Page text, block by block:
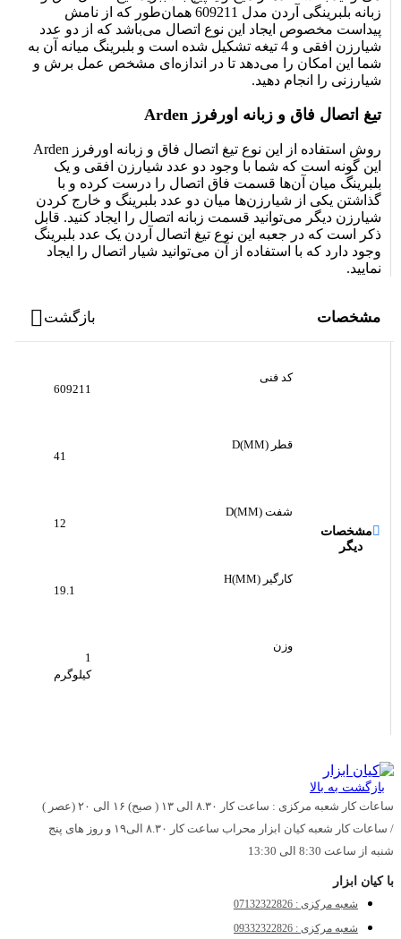
زبانه بلبرینگی آردن مدل 609211 همان‌طور که از نامش
پیداست مخصوص ایجاد این نوع اتصال می‌باشد که از دو عدد
شیارزن افقی و 4 تیغه تشکیل شده است و بلبرینگ میانه آن به
شما این امکان را می‌دهد تا در اندازه‌ای مشخص عمل برش و
شیارزنی را انجام دهید.
تیغ اتصال فاق و زبانه اورفرز Arden
روش استفاده از این نوع تیغ اتصال فاق و زبانه اورفرز Arden
این گونه است که شما با وجود دو عدد شیارزن افقی و یک
بلبرینگ میان آن‌ها قسمت فاق اتصال را درست کرده و با
گذاشتن یکی از شیارزن‌ها میان دو عدد بلبرینگ و خارج کردن
شیارزن دیگر می‌توانید قسمت زبانه اتصال را ایجاد کنید. قابل
ذکر است که در جعبه این نوع تیغ اتصال آردن یک عدد بلبرینگ
وجود دارد که با استفاده از آن می‌توانید شیار اتصال را ایجاد
نمایید.
مشخصات بازگشت
مشخصات
دیگر
کد فنی
609211
قطر D(MM)
41
شفت D(MM)
12
کارگیر H(MM)
19.1
وزن
1
کیلوگرم
بازگشت به بالا
ساعات کار شعبه مرکزی : ساعت کار ۸.۳۰ الی ۱۳ ( صبح) ۱۶ الی ۲۰ (عصر )
/ ساعات کار شعبه کیان ابزار محراب ساعت کار ۸.۳۰ الی۱۹ و روز های پنج
شنبه از ساعت 8:30 الی 13:30
با کیان ابزار
شعبه مرکزی : 07132322826
شعبه مرکزی : 09332322826